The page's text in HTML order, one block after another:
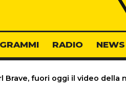
RADIO NEWS
Brave, fuori oggi il video